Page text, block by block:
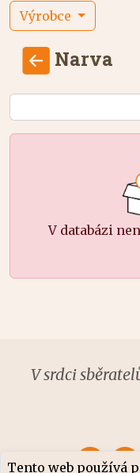
Výrobce
Narva
V databázi
V srdci
Tento web používá